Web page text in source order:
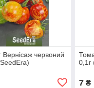
Вернісаж червоний
0,1г
7 ₴